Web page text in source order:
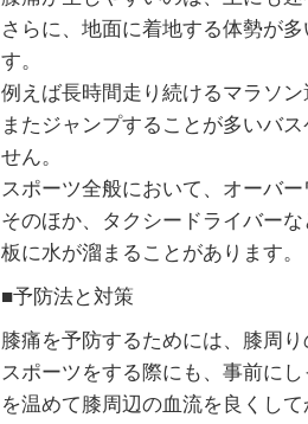
さらに、地面に着地する体勢が
す。
例えば長時間走り続けるマラソン
またジャンプすることが多いバ
せん。
スポーツ全般において、オーバ
そのほか、タクシードライバー
板に水が溜まることがあります。
■予防法と対策
膝痛を予防するためには、膝周
スポーツをする際にも、事前に
を温めて膝周辺の血流を良くし